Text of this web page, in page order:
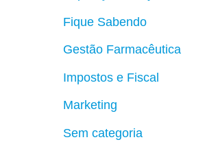
Fique Sabendo
Gestão Farmacêutica
Impostos e Fiscal
Marketing
Sem categoria